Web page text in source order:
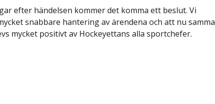
efter händelsen kommer det komma ett beslut. Vi
snabbare hantering av ärendena och att nu samma
mycket positivt av Hockeyettans alla sportchefer.